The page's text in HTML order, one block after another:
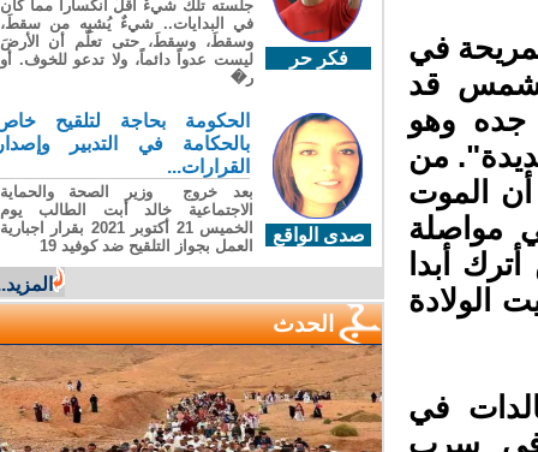
في
قد
وهو
من
الموت
مواصلة
أبدا
الولادة
في
في سرب
فكر حر
جلسته تلكَ شيءٌ أقلُّ انكساراً مما كان
في البدايات.. شيءٌ يُشبِه من سقطَ،
وسقطَ، وسقطَ، حتى تعلّم أن الأرضَ
ليست عدواً دائماً، ولا تدعو للخوف. أو
ر�
صدى الواقع
الحكومة بحاجة لتلقيح خاص
بالحكامة في التدبير وإصدار
القرارات...
بعد خروج وزير الصحة والحماية
الاجتماعية خالد أبت الطالب يوم
الخميس 21 أكتوبر 2021 بقرار اجبارية
العمل بجواز التلقيح ضد كوفيد 19
المزيد...
الحدث